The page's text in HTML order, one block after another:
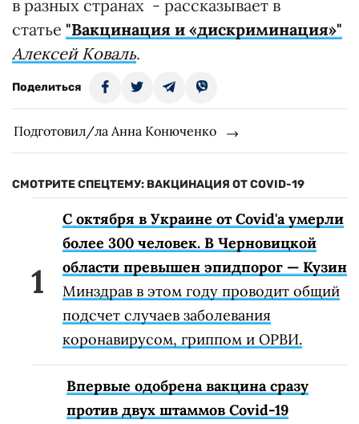
в разных странах - рассказывает в
статье "Вакцинация и «дискриминация»"
Алексей Коваль.
Поделиться
Подготовил/ла Анна Конюченко
СМОТРИТЕ СПЕЦТЕМУ: ВАКЦИНАЦИЯ ОТ COVID-19
С октября в Украине от Covid'а умерли
более 300 человек. В Черновицкой
области превышен эпидпорог — Кузин
Минздрав в этом году проводит общий
подсчет случаев заболевания
коронавирусом, гриппом и ОРВИ.
Впервые одобрена вакцина сразу
против двух штаммов Covid-19